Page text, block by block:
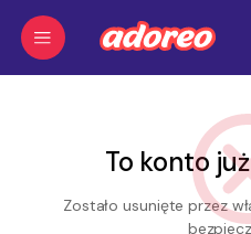
To konto
Zostało usunięte przez